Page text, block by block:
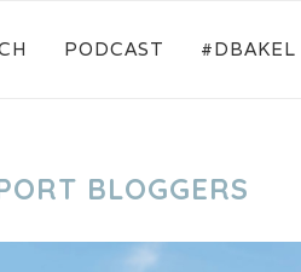
PODCAST #DBAKEL
BLOGGERS